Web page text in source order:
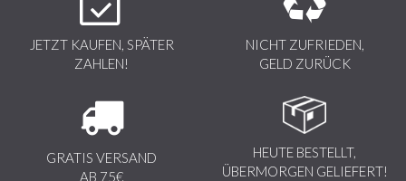
JETZT KAUFEN, SPÄTER
ZAHLEN!
NICHT ZUFRIEDEN,
GELD ZURÜCK
GRATIS VERSAND
AB 75€
HEUTE BESTELLT,
ÜBERMORGEN GELIEFERT!